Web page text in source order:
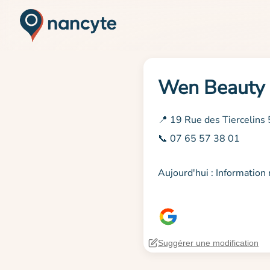
Wen Beauty
📍 19 Rue des
📞 07 65 57 38 01
Aujourd'hui : Information
Suggérer une modification